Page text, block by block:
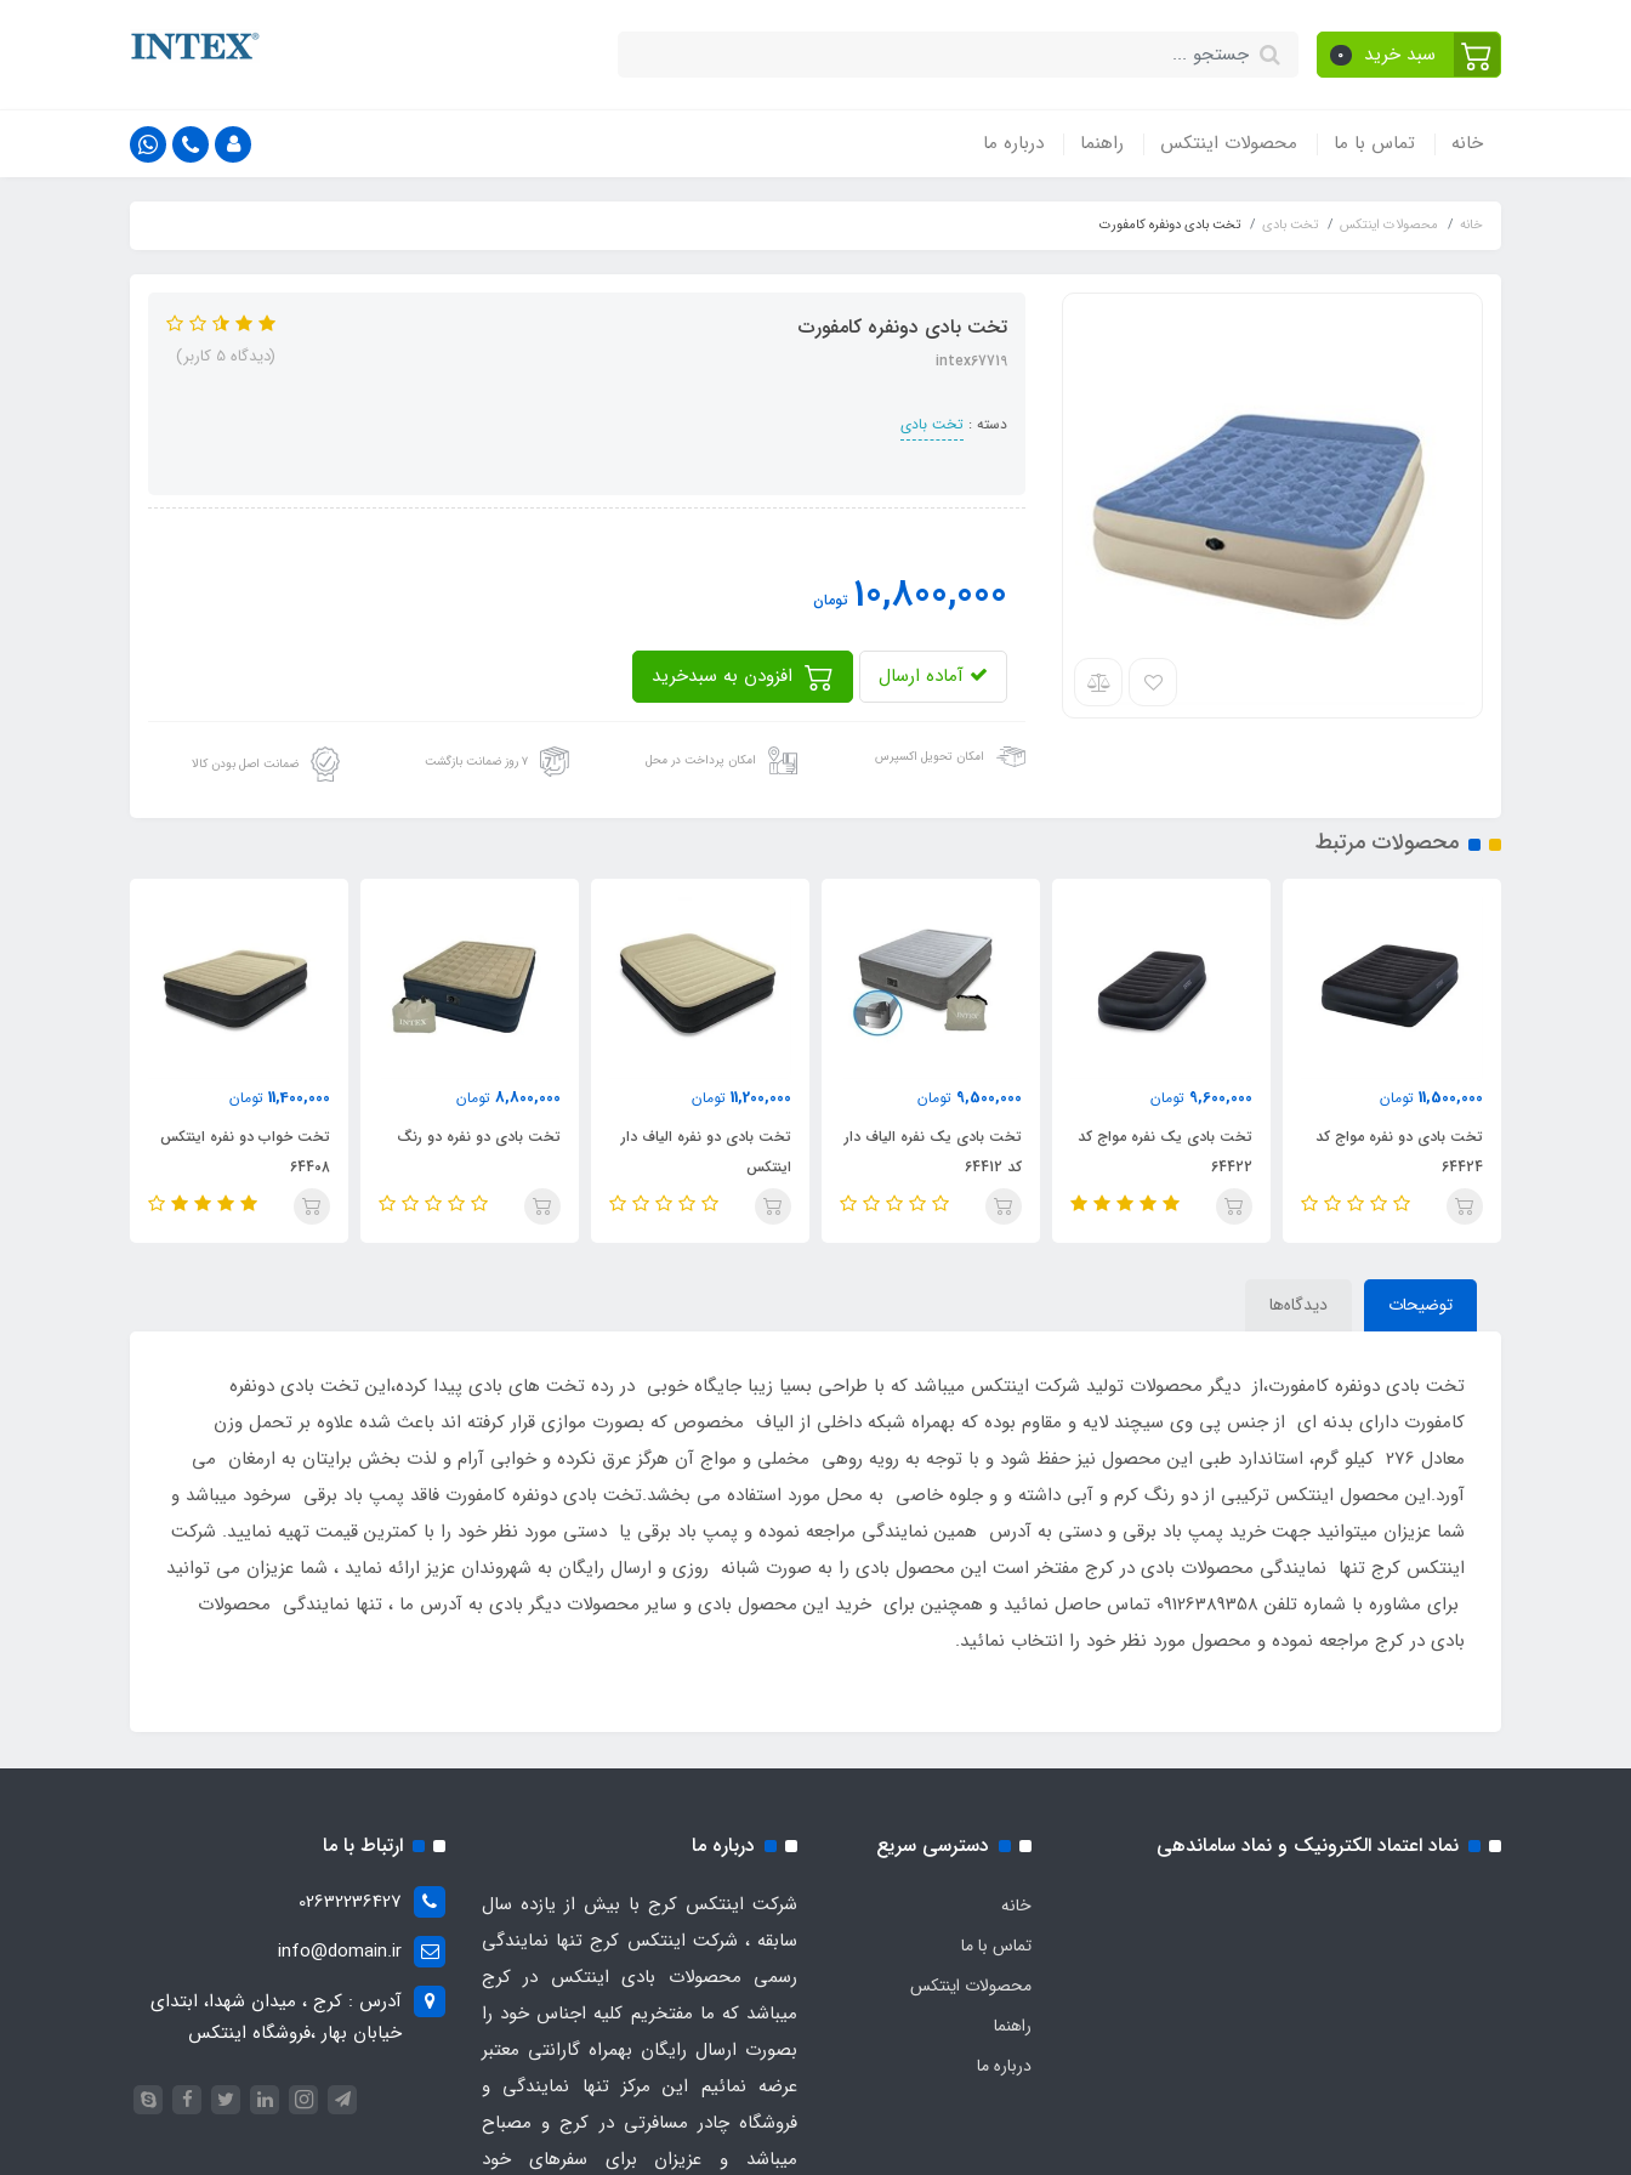
سبد خرید 0
خانه تماس با ما محصولات اینتکس راهنما درباره ما
خانه محصولات اینتکس تخت بادی تخت بادی دونفره کامفورت
تخت بادی دونفره کامفورت
intex67719
دسته : تخت بادی
(دیدگاه 5 کاربر)
10,800,000 تومان
آماده ارسال
امکان تحویل اکسپرس امکان پرداخت در محل ۷ روز ضمانت بازگشت ضمانت اصل بودن کالا
محصولات مرتبط
9,600,000
تخت بادی یک نفره مواج کد
9,500,000
تخت بادی یک نفره الیاف دار
11,200,000
تخت بادی دو نفره الیاف دار
اینتکس
8,800,000
تخت بادی دو نفره دو رنگ
11,400,000
تخت خواب دو نفره اینتکس
9,000,000
تخت بادی برزنتی 2 نفره
توضیحات دیدگاه‌ها
تخت بادی دونفره کامفورت،از دیگر محصولات تولید شرکت اینتکس میباشد که با طراحی بسیا زیبا جایگاه خوبی در رده تخت های بادی پیدا کرده،این تخت بادی دونفره
کامفورت دارای بدنه ای از جنس پی وی سیچند لایه و مقاوم بوده که بهمراه شبکه داخلی از الیاف مخصوص که بصورت موازی قرار کرفته اند باعث شده علاوه بر تحمل وزن
معادل 276 کیلو گرم، استاندارد طبی این محصول نیز حفظ شود و با توجه به رویه روهی مخملی و مواج آن هرگز عرق نکرده و خوابی آرام و لذت بخش برایتان به ارمغان می
آورد.این محصول اینتکس ترکیبی از دو رنگ کرم و آبی داشته و و جلوه خاصی به محل مورد استفاده می بخشد.تخت بادی دونفره کامفورت فاقد پمپ باد برقی سرخود میباشد و
شما عزیزان میتوانید جهت خرید پمپ باد برقی و دستی به آدرس همین نمایندگی مراجعه نموده و پمپ باد برقی یا دستی مورد نظر خود را با کمترین قیمت تهیه نمایید. شرکت
اینتکس کرج تنها نمایندگی محصولات بادی در کرج مفتخر است این محصول بادی را به صورت شبانه روزی و ارسال رایگان به شهروندان عزیز ارائه نماید ، شما عزیزان می توانید
برای مشاوره با شماره تلفن 09126389358 تماس حاصل نمائید و همچنین برای خرید این محصول بادی و سایر محصولات دیگر بادی به آدرس ما ، تنها نمایندگی محصولات
بادی در کرج مراجعه نموده و محصول مورد نظر خود را انتخاب نمائید.
نماد اعتماد الکترونیک و نماد ساماندهی دسترسی سریع
خانه
تماس با ما
محصولات اینتکس
راهنما
درباره ما
درباره ما
شرکت اینتکس کرج با بیش از یازده سال
سابقه ، شرکت اینتکس کرج تنها نمایندگی
رسمی محصولات بادی اینتکس در کرج
میباشد که ما مفتخریم کلیه اجناس خود را
بصورت ارسال رایگان بهمراه گارانتی معتبر
عرضه نمائیم این مرکز تنها نمایندگی و
فروشگاه چادر مسافرتی در کرج و مصباح
میباشد و عزیزان برای سفرهای خود
ارتباط با ما
02632236427
info@domain.ir
آدرس : کرج ، میدان شهدا، ابتدای
خیابان بهار ،فروشگاه اینتکس